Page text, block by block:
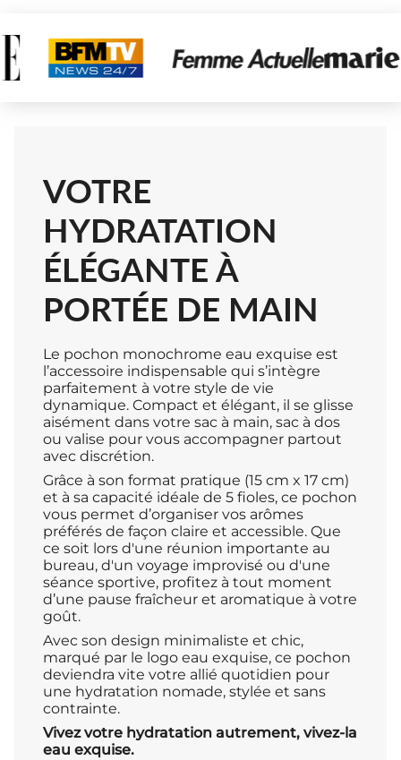
VOTRE
HYDRATATION
ÉLÉGANTE À
PORTÉE DE MAIN
Le pochon monochrome eau exquise est
l’accessoire indispensable qui s’intègre
parfaitement à votre style de vie
dynamique. Compact et élégant, il se glisse
aisément dans votre sac à main, sac à dos
ou valise pour vous accompagner partout
avec discrétion.
Grâce à son format pratique (15 cm x 17 cm)
et à sa capacité idéale de 5 fioles, ce pochon
vous permet d’organiser vos arômes
préférés de façon claire et accessible. Que
ce soit lors d'une réunion importante au
bureau, d'un voyage improvisé ou d'une
séance sportive, profitez à tout moment
d’une pause fraîcheur et aromatique à votre
goût.
Avec son design minimaliste et chic,
marqué par le logo eau exquise, ce pochon
deviendra vite votre allié quotidien pour
une hydratation nomade, stylée et sans
contrainte.
Vivez votre hydratation autrement, vivez-la
eau exquise.